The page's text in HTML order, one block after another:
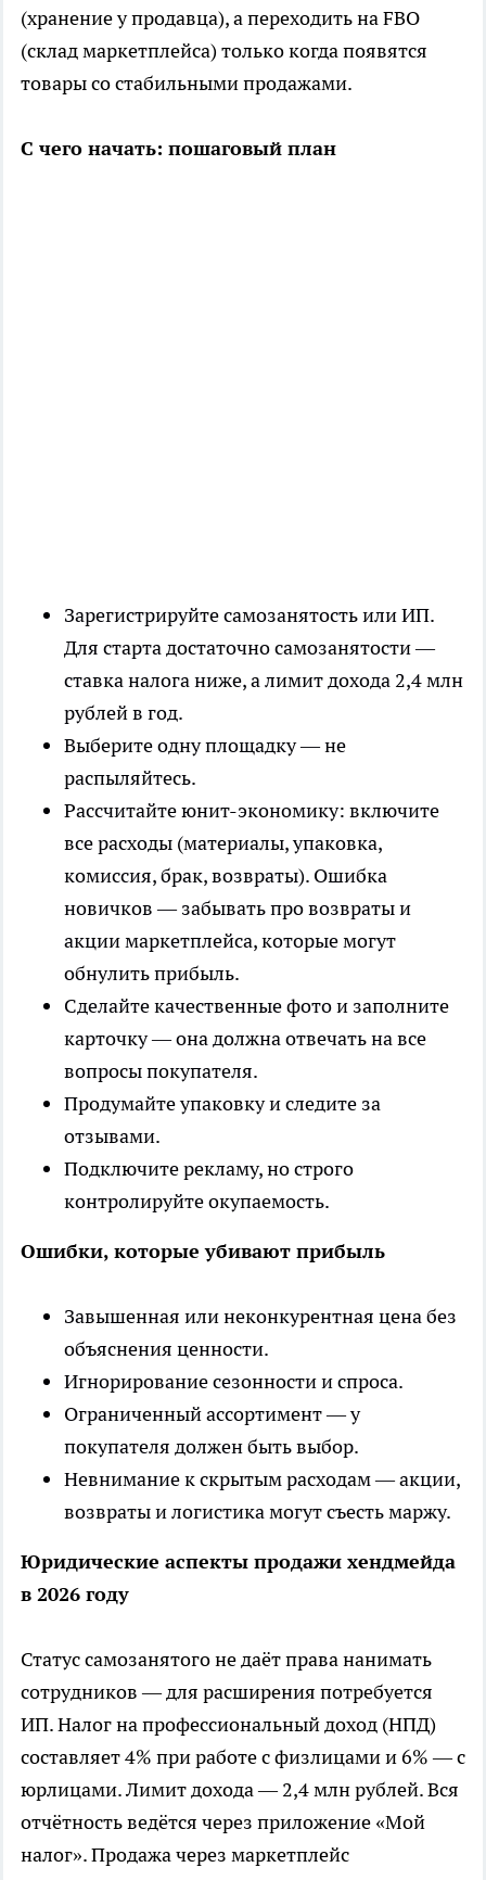
(хранение у продавца), а переходить на FBO
(склад маркетплейса) только когда появятся
товары со стабильными продажами.
С чего начать: пошаговый план
Зарегистрируйте самозанятость или ИП.
Для старта достаточно самозанятости —
ставка налога ниже, а лимит дохода 2,4 млн
рублей в год.
Выберите одну площадку — не
распыляйтесь.
Рассчитайте юнит-экономику: включите
все расходы (материалы, упаковка,
комиссия, брак, возвраты). Ошибка
новичков — забывать про возвраты и
акции маркетплейса, которые могут
обнулить прибыль.
Сделайте качественные фото и заполните
карточку — она должна отвечать на все
вопросы покупателя.
Продумайте упаковку и следите за
отзывами.
Подключите рекламу, но строго
контролируйте окупаемость.
Ошибки, которые убивают прибыль
Завышенная или неконкурентная цена без
объяснения ценности.
Игнорирование сезонности и спроса.
Ограниченный ассортимент — у
покупателя должен быть выбор.
Невнимание к скрытым расходам — акции,
возвраты и логистика могут съесть маржу.
Юридические аспекты продажи хендмейда
в 2026 году
Статус самозанятого не даёт права нанимать
сотрудников — для расширения потребуется
ИП. Налог на профессиональный доход (НПД)
составляет 4% при работе с физлицами и 6% — с
юрлицами. Лимит дохода — 2,4 млн рублей. Вся
отчётность ведётся через приложение «Мой
налог». Продажа через маркетплейс